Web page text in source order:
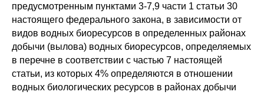
предусмотренным пунктами 3-7,9 части 1 статьи 30
настоящего федерального закона, в зависимости от
видов водных биоресурсов в определенных районах
добычи (вылова) водных биоресурсов, определяемых
в перечне в соответствии с частью 7 настоящей
статьи, из которых 4% определяются в отношении
водных биологических ресурсов в районах добычи